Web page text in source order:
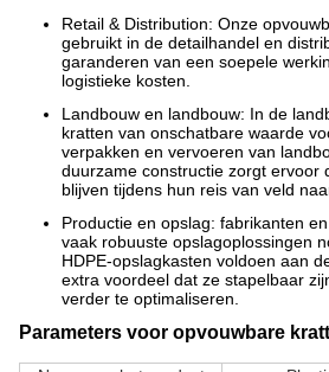
Retail & Distribution: Onze
gebruikt in de detailhandel en
garanderen van een soepele
logistieke kosten.
Landbouw en landbouw: In de
kratten van onschatbare waarde
verpakken en vervoeren van
duurzame constructie zorgt ervoor
blijven tijdens hun reis van veld
Productie en opslag: fabrikanten
vaak robuuste opslagoplossingen
HDPE-opslagkasten voldoen aan
extra voordeel dat ze stapelbaar
verder te optimaliseren.
Parameters voor opvouwbare